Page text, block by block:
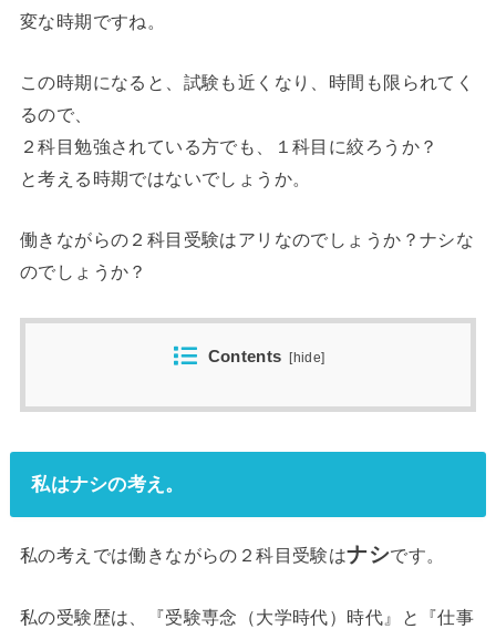
変な時期ですね。
この時期になると、試験も近くなり、時間も限られてく
るので、
２科目勉強されている方でも、１科目に絞ろうか？
と考える時期ではないでしょうか。
働きながらの２科目受験はアリなのでしょうか？ナシな
のでしょうか？
Contents [hide]
私はナシの考え。
私の考えでは働きながらの２科目受験はナシです。
私の受験歴は、『受験専念（大学時代）時代』と『仕事